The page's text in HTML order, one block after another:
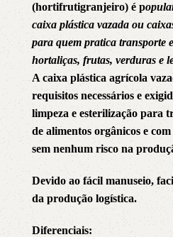
(hortifrutigranjeiro) é p
caixa plástica vazada ou
para quem pratica transporte
hortaliças, frutas, verduras e
A caixa plástica agrícola
requisitos necessários e
limpeza e esterilização para
de alimentos orgânicos e
sem nenhum risco na
Devido ao fácil manuseio,
da produção logística.
Diferenciais: